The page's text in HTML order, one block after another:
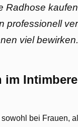
Radhose
professionell
viel bewirken.
im
bei Frauen,